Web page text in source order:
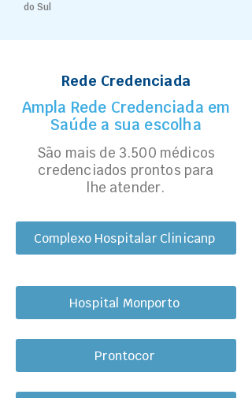
do Sul
Rede Credenciada
Ampla Rede Credenciada em
Saúde a sua escolha
São mais de 3.500 médicos
credenciados prontos para
lhe atender.
Complexo Hospitalar Clinicanp
Hospital Monporto
Prontocor